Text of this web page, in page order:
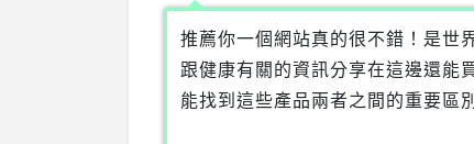
推薦你一個網站真的很不錯！是世
跟健康有關的資訊分享在這邊還能
能找到這些產品兩者之間的重要